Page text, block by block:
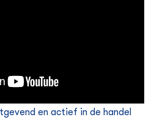
en actief in de handel